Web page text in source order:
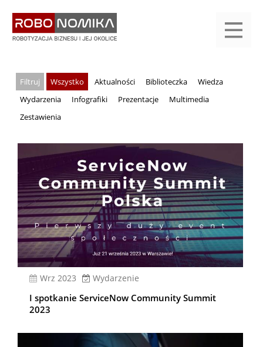
treści
yasne
main
menu
Wszystko
Aktualności Biblioteczka
Wiedza
Wydarzenia
Infografiki Prezentacje
Multimedia
Zestawienia
wrz 2023 Wydarzenie
I spotkanie ServiceNow Community Summit
2023